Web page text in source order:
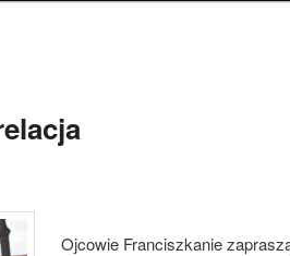
Ojcowie Franciszkanie